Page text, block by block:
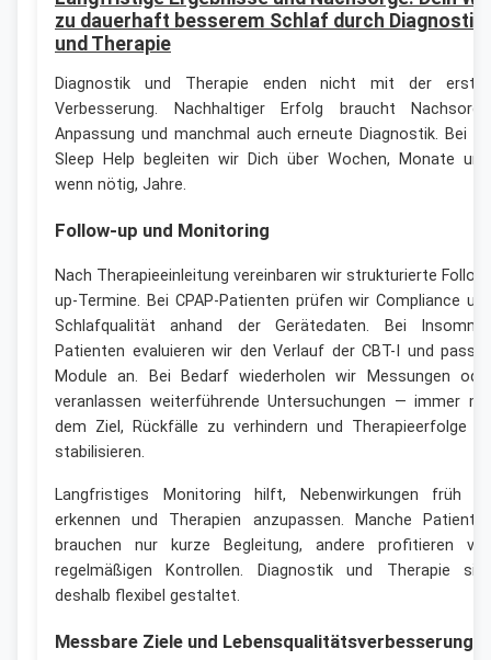
zu dauerhaft besserem Schlaf durch Diagnostik
und Therapie
Diagnostik und Therapie enden nicht mit der
Verbesserung. Nachhaltiger Erfolg braucht
Anpassung und manchmal auch erneute Diagnostik. Bei
Sleep Help begleiten wir Dich über Wochen, Monate
wenn nötig, Jahre.
Follow-up und Monitoring
Nach Therapieeinleitung vereinbaren wir strukturierte
up-Termine. Bei CPAP-Patienten prüfen wir Compliance
Schlafqualität anhand der Gerätedaten. Bei
Patienten evaluieren wir den Verlauf der CBT-I und
Module an. Bei Bedarf wiederholen wir Messungen
veranlassen weiterführende Untersuchungen — immer
dem Ziel, Rückfälle zu verhindern und Therapieerfolge
stabilisieren.
Langfristiges Monitoring hilft, Nebenwirkungen früh
erkennen und Therapien anzupassen. Manche
brauchen nur kurze Begleitung, andere profitieren
regelmäßigen Kontrollen. Diagnostik und Therapie
deshalb flexibel gestaltet.
Messbare Ziele und Lebensqualitätsverbesserung